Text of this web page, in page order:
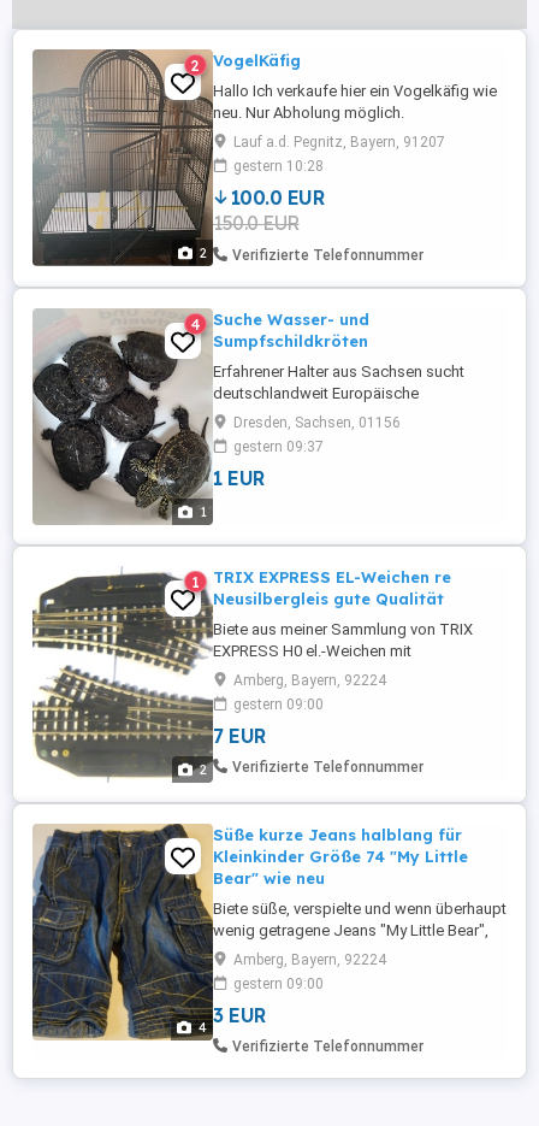
2
2 VogelKäfig
Hallo Ich verkaufe hier ein Vogelkäfig wie
neu. Nur Abholung möglich.
Lauf a.d. Pegnitz, Bayern, 91207
gestern 10:28
100.0 EUR
150.0 EUR
Verifizierte Telefonnummer
1
4
Suche Wasser- und
Sumpfschildkröten
Erfahrener Halter aus Sachsen sucht
deutschlandweit Europäische
Sumpfschildkröten sowie Rotwangen-
und Gelbwangenschmuckschildkröten
Dresden, Sachsen, 01156
gestern 09:37
1 EUR
2
1
TRIX EXPRESS EL-Weichen re
Neusilbergleis gute Qualität
Biete aus meiner Sammlung von TRIX
EXPRESS H0 el.-Weichen mit
Kunststoffschwellen und Neusilbergleis in
guter Qualität - sh. Fotos. Ohne Abbrüche
oder fehlende Teile usw. Stück für 7 Euro!
Elektrische Funktion wurde überprüft und
ist top. Eventuell an der
Aufkleberreste (entfernen) ...
Amberg, Bayern, 92224
gestern 09:00
7 EUR
Verifizierte Telefonnummer
4
Süße kurze Jeans halblang für
Kleinkinder Größe 74 "My Little
Bear" wie neu
Biete süße, verspielte und wenn überhaupt
wenig getragene Jeans "My Little Bear",
Größe 74 in sehr gutem Zustand.
Oberstoff 100% Baumwolle - sh. Fotos.
Gerne auch Versand bei Erstattung der
Versandgebühren. Qu
Amberg, Bayern, 92224
gestern 09:00
3 EUR
Verifizierte Telefonnummer